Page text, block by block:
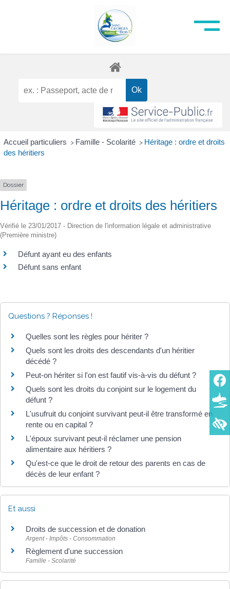
Accueil particuliers > Famille - Scolarité > Héritage : ordre et droits
des héritiers
Dossier
Héritage : ordre et droits des héritiers
Vérifié le 23/01/2017 - Direction de l'information légale et administrative
(Première ministre)
Défunt ayant eu des enfants
Défunt sans enfant
Questions ? Réponses !
Quelles sont les règles pour hériter ?
Quels sont les droits des descendants d'un héritier
décédé ?
Peut-on hériter si l'on est fautif vis-à-vis du défunt ?
Quels sont les droits du conjoint sur le logement du
défunt ?
L'usufruit du conjoint survivant peut-il être transformé en
rente ou en capital ?
L'époux survivant peut-il réclamer une pension
alimentaire aux héritiers ?
Qu'est-ce que le droit de retour des parents en cas de
décès de leur enfant ?
Et aussi
Droits de succession et de donation
Argent - Impôts - Consommation
Règlement d'une succession
Famille - Scolarité